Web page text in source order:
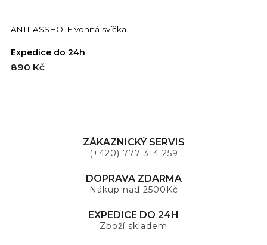
ANTI-ASSHOLE vonná svíčka
Expedice do 24h
890 Kč
ZÁKAZNICKÝ SERVIS
(+420) 777 314 259
DOPRAVA ZDARMA
Nákup nad 2500Kč
EXPEDICE DO 24H
Zboží skladem